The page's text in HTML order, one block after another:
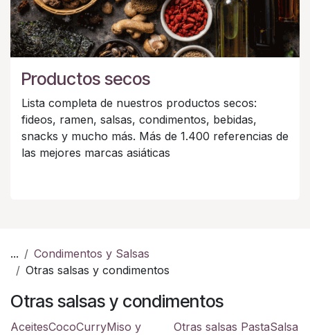
Productos secos
Lista completa de nuestros productos secos:
fideos, ramen, salsas, condimentos, bebidas,
snacks y mucho más. Más de 1.400 referencias de
las mejores marcas asiáticas
...
Condimentos y Salsas
Otras salsas y condimentos
Otras salsas y condimentos
AceitesCocoCurryMiso y
Otras salsas PastaSalsa